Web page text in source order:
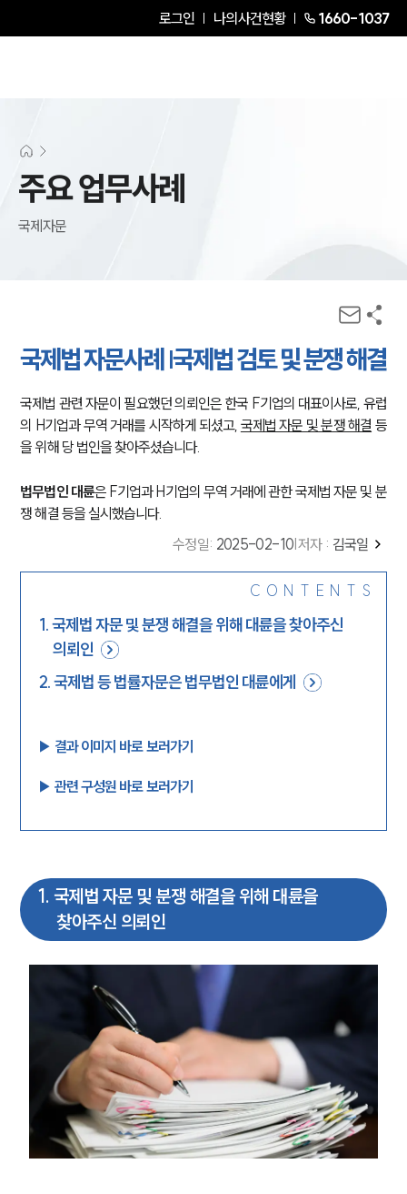
로그인 나의사건현황 1660-1037
주요 업무사례
국제자문
국제법 자문사례 |국제법 검토 및 분쟁 해결
국제법 관련 자문이 필요했던 의뢰인은 한국 F기업의 대표이사로, 유럽
의 H기업과 무역 거래를 시작하게 되셨고, 국제법 자문 및 분쟁 해결 등
을 위해 당 법인을 찾아주셨습니다.
법무법인 대륜은 F기업과 H기업의 무역 거래에 관한 국제법 자문 및 분
쟁 해결 등을 실시했습니다.
수정일: 2025-02-10 저자 : 김국일
CONTENTS
1.국제법 자문 및 분쟁 해결을 위해 대륜을 찾아주신
의뢰인
2.국제법 등 법률자문은 법무법인 대륜에게
▶︎ 결과 이미지 바로 보러가기
▶︎ 관련 구성원 바로 보러가기
1 . 국제법 자문 및 분쟁 해결을 위해 대륜을
찾아주신 의뢰인